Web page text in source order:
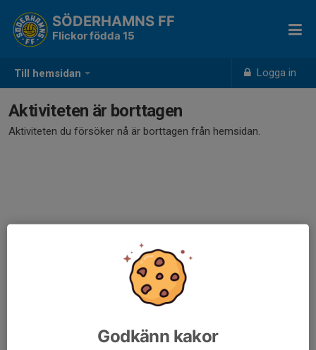
Till hemsidan Logga in
SÖDERHAMNS FF
Flickor födda 15
Aktiviteten är borttagen
Aktiviteten du försöker nå är borttagen från hemsidan.
Godkänn kakor